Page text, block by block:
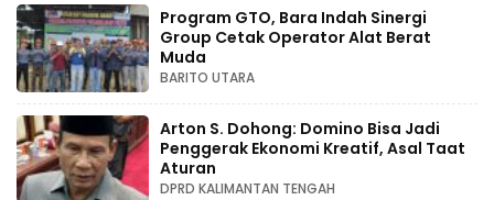
Program GTO, Bara Indah Sinergi
Group Cetak Operator Alat Berat
Muda
BARITO UTARA
Arton S. Dohong: Domino Bisa Jadi
Penggerak Ekonomi Kreatif, Asal Taat
Aturan
DPRD KALIMANTAN TENGAH